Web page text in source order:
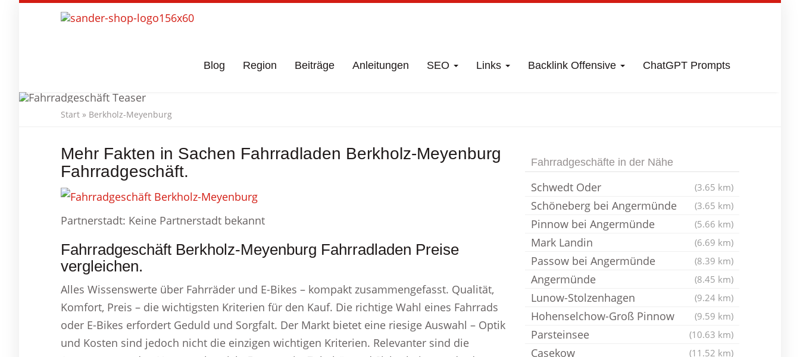
Blog Region Beiträge Anleitungen SEO Links Backlink Offensive ChatGPT Prompts
Start » Berkholz-Meyenburg
Mehr Fakten in Sachen Fahrradladen Berkholz-Meyenburg
Fahrradgeschäft.
Partnerstadt: Keine Partnerstadt bekannt
Fahrradgeschäft Berkholz-Meyenburg Fahrradladen Preise
vergleichen.
Alles Wissenswerte über Fahrräder und E-Bikes – kompakt zusammengefasst. Qualität,
Komfort, Preis – die wichtigsten Kriterien für den Kauf. Die richtige Wahl eines Fahrrads
oder E-Bikes erfordert Geduld und Sorgfalt. Der Markt bietet eine riesige Auswahl – Optik
und Kosten sind jedoch nicht die einzigen wichtigen Kriterien. Relevanter sind die
Fahrradgeschäfte in der Nähe
Schwedt Oder (3.65 km)
Schöneberg bei Angermünde (3.65 km)
Pinnow bei Angermünde (5.66 km)
Mark Landin (6.69 km)
Passow bei Angermünde (8.39 km)
Angermünde (8.45 km)
Lunow-Stolzenhagen (9.24 km)
Hohenselchow-Groß Pinnow (9.59 km)
Parsteinsee (10.63 km)
Casekow (11.52 km)